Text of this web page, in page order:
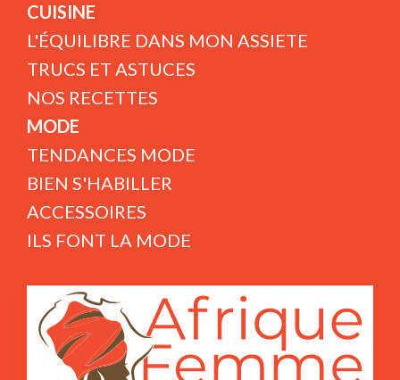
CUISINE
L'ÉQUILIBRE DANS MON ASSIETE
TRUCS ET ASTUCES
NOS RECETTES
MODE
TENDANCES MODE
BIEN S'HABILLER
ACCESSOIRES
ILS FONT LA MODE